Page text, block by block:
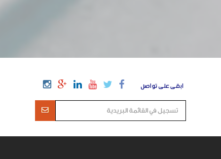
ابقى على تواصل